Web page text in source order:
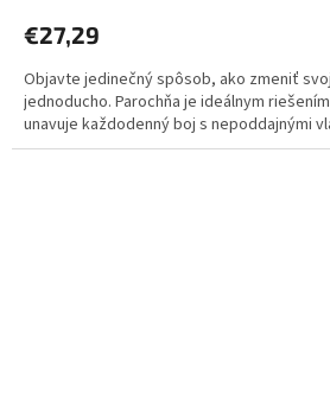
€27,29
Objavte jedinečný spôsob, ako zmeniť
jednoducho. Parochňa je ideálnym
unavuje každodenný boj s nepoddajnými